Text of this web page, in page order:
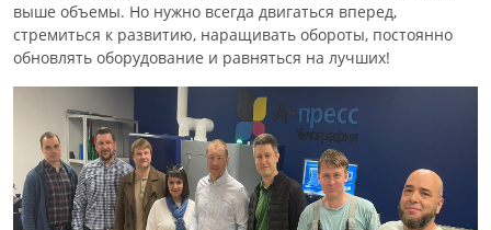
выше объемы. Но нужно всегда двигаться вперед,
стремиться к развитию, наращивать обороты, постоянно
обновлять оборудование и равняться на лучших!